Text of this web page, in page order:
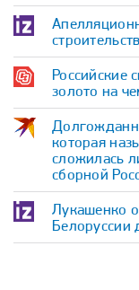
Российские
золото на
которая
сложилась
сборной
Лукашенко
Белоруссии